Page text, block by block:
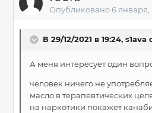
Опубликовано6 января,
В 29/12/2021 в 19:24, s1ava
А меня интересует один
человек ничего не
масло в терапевтических
на наркотики покажет